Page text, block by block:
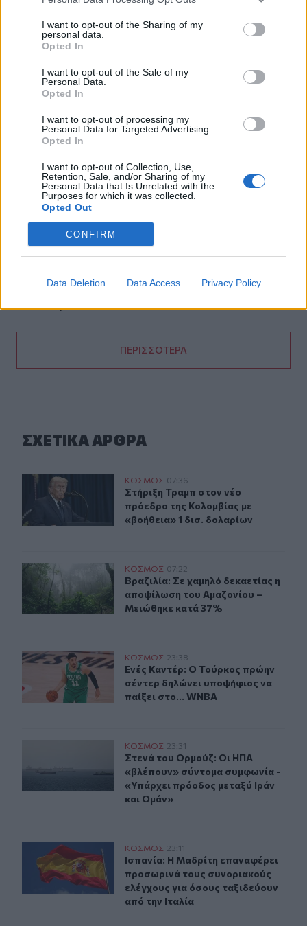
I want to opt-out of the Sharing of my
personal data.
Opted In
I want to opt-out of the Sale of my
Personal Data.
Opted In
I want to opt-out of processing my
Personal Data for Targeted Advertising.
Opted In
I want to opt-out of Collection, Use,
Retention, Sale, and/or Sharing of my
Personal Data that Is Unrelated with the
Purposes for which it was collected.
Opted Out
CONFIRM
Data Deletion Data Access Privacy Policy
05:41
κάνουμε στο σπίτι πριν κλείσουμε την πόρτα
Μαγειρεμένο ρύζι: Πόσο διατηρείται στο ψυγείο και τα
συχνά λάθη που πρέπει να προσέξουμε
Οι ειδικοί εξηγούν: Το κλιματιστικό ρυθμίζει τη
θερμοκρασία, ο ανεμιστήρας οροφής αλλάζει την
αίσθηση
Αυξάνονται οι ενδείξεις για ζωή στον Άρη
Ειδικός λέει ποια φυτά να βάλεις στο μπαλκόνι σου το
ΠΕΡΙΣΣΟΤΕΡΑ
ΣΧΕΤΙΚA AΡΘΡΑ
Στήριξη Τραμπ στον νέο πρόεδρο της Κολομβίας με
ΚΟΣΜΟΣ 07:36
Στήριξη Τραμπ στον νέο πρόεδρο
Στήριξη Τραμπ στον νέο
πρόεδρο της Κολομβίας με
«βοήθεια» 1 δισ. δολαρίων
Βραζιλία: Σε χαμηλό δεκαετίας η αποψίλωση του
ΚΟΣΜΟΣ 07:22
Βραζιλία: Σε χαμηλό δεκαετίας η
Βραζιλία: Σε χαμηλό δεκαετίας η
αποψίλωση του Αμαζονίου –
Μειώθηκε κατά 37%
Ενές Καντέρ: Ο Τούρκος πρώην σέντερ δηλώνει
ΚΟΣΜΟΣ 23:38
Ενές Καντέρ: Ο Τούρκος πρώην
Ενές Καντέρ: Ο Τούρκος πρώην
σέντερ δηλώνει υποψήφιος να
παίξει στο... WNBA
Στενά του Ορμούζ: Οι ΗΠΑ «βλέπουν» σύντομα
ΚΟΣΜΟΣ 23:31
Στενά του Ορμούζ: Οι ΗΠΑ
Στενά του Ορμούζ: Οι ΗΠΑ
«βλέπουν» σύντομα συμφωνία -
«Υπάρχει πρόοδος μεταξύ Ιράν
και Ομάν»
Ισπανία: Η Μαδρίτη επαναφέρει προσωρινά τους
ΚΟΣΜΟΣ 23:11
Ισπανία: Η Μαδρίτη επαναφέρει
Ισπανία: Η Μαδρίτη επαναφέρει
προσωρινά τους συνοριακούς
ελέγχους για όσους ταξιδεύουν
από την Ιταλία